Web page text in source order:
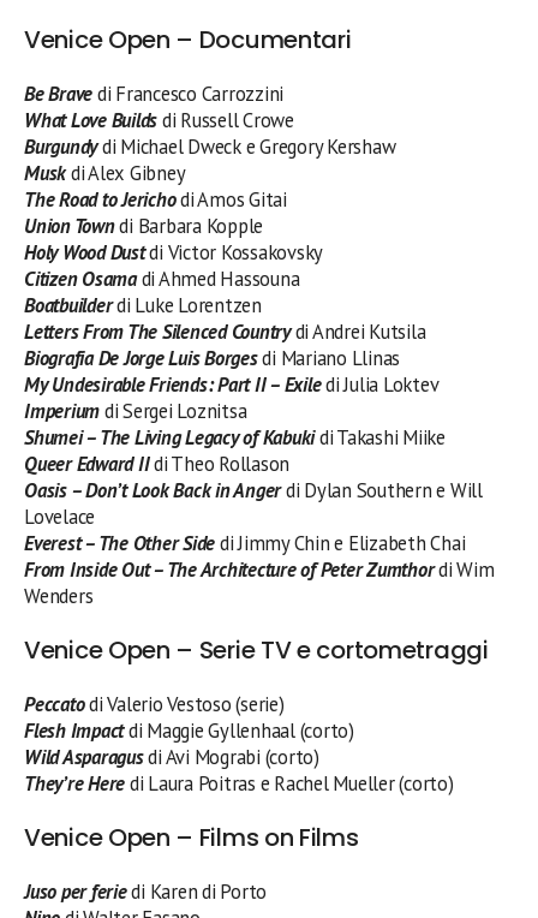
Venice Open – Documentari
Be Bravedi Francesco Carrozzini
What Love Buildsdi Russell Crowe
Burgundydi Michael Dweck e Gregory Kershaw
Muskdi Alex Gibney
The Road to Jerichodi Amos Gitai
Union Towndi Barbara Kopple
Holy Wood Dustdi Victor Kossakovsky
Citizen Osamadi Ahmed Hassouna
Boatbuilderdi Luke Lorentzen
Letters From The Silenced Countrydi Andrei Kutsila
Biografia De Jorge Luis Borgesdi Mariano Llinas
My Undesirable Friends: Part II – Exiledi Julia Loktev
Imperiumdi Sergei Loznitsa
Shumei – The Living Legacy of Kabukidi Takashi Miike
Queer Edward IIdi Theo Rollason
Oasis – Don’t Look Back in Angerdi Dylan Southern e Will
Lovelace
Everest – The Other Sidedi Jimmy Chin e Elizabeth Chai
From Inside Out – The Architecture of Peter Zumthordi Wim
Wenders
Venice Open – Serie TV e cortometraggi
Peccatodi Valerio Vestoso (serie)
Flesh Impactdi Maggie Gyllenhaal (corto)
Wild Asparagusdi Avi Mograbi (corto)
They’re Heredi Laura Poitras e Rachel Mueller (corto)
Venice Open – Films on Films
Juso per feriedi Karen di Porto